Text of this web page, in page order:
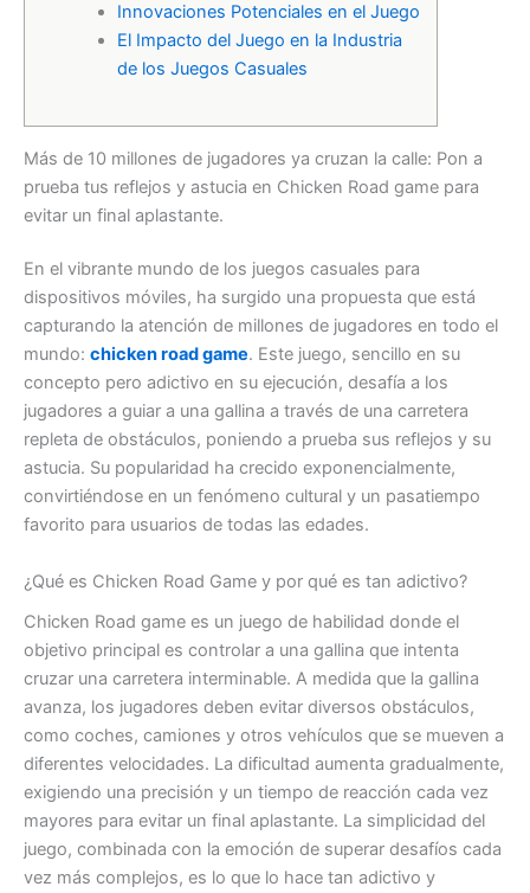
Innovaciones Potenciales en el Juego
El Impacto del Juego en la Industria
de los Juegos Casuales
Más de 10 millones de jugadores ya cruzan la calle: Pon a
prueba tus reflejos y astucia en Chicken Road game para
evitar un final aplastante.
En el vibrante mundo de los juegos casuales para
dispositivos móviles, ha surgido una propuesta que está
capturando la atención de millones de jugadores en todo el
mundo: chicken road game. Este juego, sencillo en su
concepto pero adictivo en su ejecución, desafía a los
jugadores a guiar a una gallina a través de una carretera
repleta de obstáculos, poniendo a prueba sus reflejos y su
astucia. Su popularidad ha crecido exponencialmente,
convirtiéndose en un fenómeno cultural y un pasatiempo
favorito para usuarios de todas las edades.
¿Qué es Chicken Road Game y por qué es tan adictivo?
Chicken Road game es un juego de habilidad donde el
objetivo principal es controlar a una gallina que intenta
cruzar una carretera interminable. A medida que la gallina
avanza, los jugadores deben evitar diversos obstáculos,
como coches, camiones y otros vehículos que se mueven a
diferentes velocidades. La dificultad aumenta gradualmente,
exigiendo una precisión y un tiempo de reacción cada vez
mayores para evitar un final aplastante. La simplicidad del
juego, combinada con la emoción de superar desafíos cada
vez más complejos, es lo que lo hace tan adictivo y